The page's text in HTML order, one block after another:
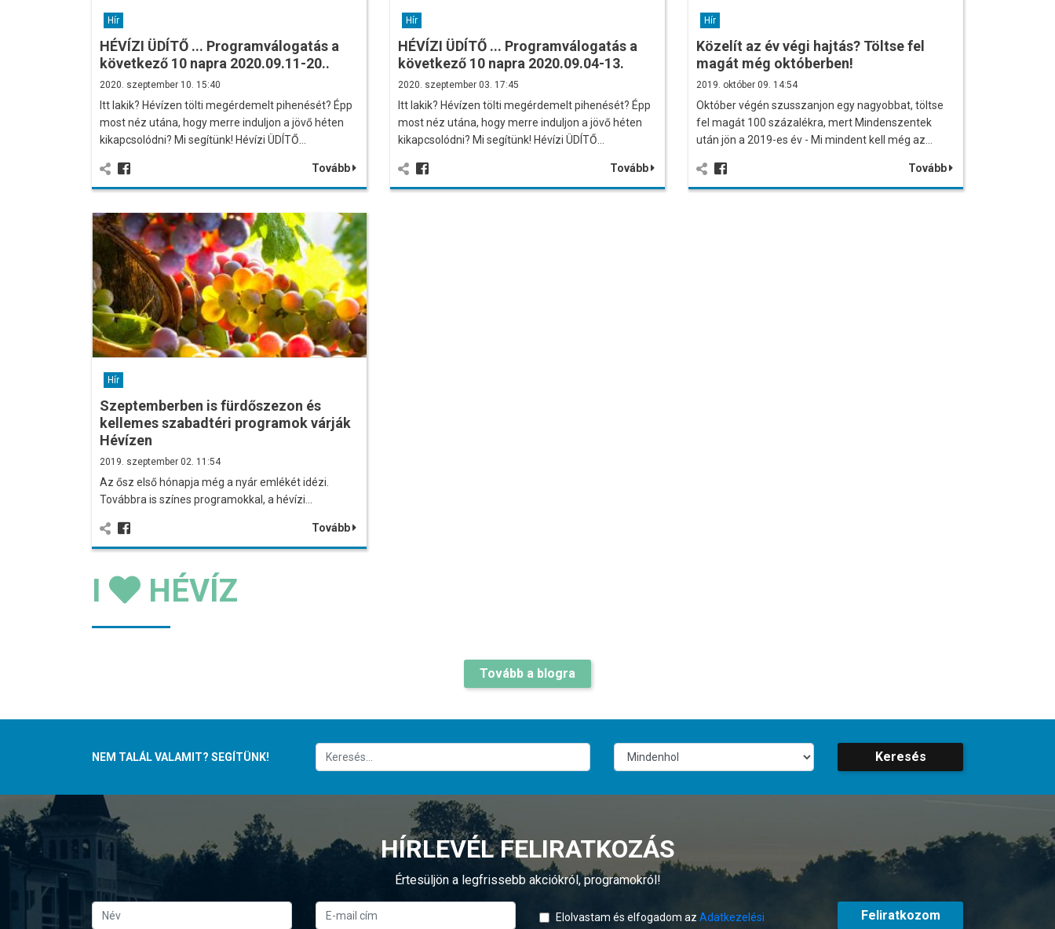
Hír
HÉVÍZI ÜDÍTŐ ... Programválogatás a
következő 10 napra 2020.09.11-20..
2020. szeptember 10. 15:40
Itt lakik? Hévízen tölti megérdemelt pihenését? Épp
most néz utána, hogy merre induljon a jövő héten
kikapcsolódni? Mi segítünk! Hévízi ÜDÍTŐ…
Tovább
Hír
HÉVÍZI ÜDÍTŐ ... Programválogatás a
következő 10 napra 2020.09.04-13.
2020. szeptember 03. 17:45
Itt lakik? Hévízen tölti megérdemelt pihenését? Épp
most néz utána, hogy merre induljon a jövő héten
kikapcsolódni? Mi segítünk! Hévízi ÜDÍTŐ…
Tovább
Hír
Közelít az év végi hajtás? Töltse fel
magát még októberben!
2019. október 09. 14:54
Október végén szusszanjon egy nagyobbat, töltse
fel magát 100 százalékra, mert Mindenszentek
után jön a 2019-es év - Mi mindent kell még az…
Tovább
Hír
Szeptemberben is fürdőszezon és
kellemes szabadtéri programok várják
Hévízen
2019. szeptember 02. 11:54
Az ősz első hónapja még a nyár emlékét idézi.
Továbbra is színes programokkal, a hévízi…
Tovább
I HÉVÍZ
Tovább a blogra
NEM TALÁL VALAMIT? SEGÍTÜNK! Keresés
HÍRLEVÉL FELIRATKOZÁS
Értesüljön a legfrissebb akciókról, programokról!
Elolvastam és elfogadom az Adatkezelési Feliratkozom